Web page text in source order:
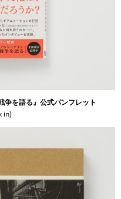
争を語る』公式パンフレット
in)